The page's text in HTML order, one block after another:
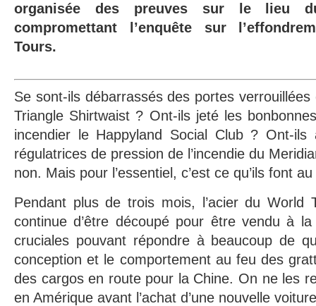
organisée des preuves sur le lieu
compromettant l’enquête sur
Tours.
Se sont-ils débarrassés des portes verrouillées
Triangle Shirtwaist ? Ont-ils jeté les
incendier le Happyland Social Club ? Ont-ils
régulatrices de pression de l’incendie du
non. Mais pour l’essentiel, c’est ce qu’ils font
Pendant plus de trois mois, l’acier du World
continue d’être découpé pour être vendu à
cruciales pouvant répondre à beaucoup de
conception et le comportement au feu des
des cargos en route pour la Chine. On ne les
en Amérique avant l’achat d’une nouvelle